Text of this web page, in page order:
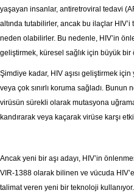
yaşayan insanlar, antiretroviral tedavi
altında tutabilirler, ancak bu ilaçlar
neden olabilirler. Bu nedenle, HIV’in
geliştirmek, küresel sağlık için büyük bir
Şimdiye kadar, HIV aşısı geliştirmek
veya çok sınırlı koruma sağladı. Bunun
virüsün sürekli olarak mutasyona
kandırarak veya kaçarak virüse karşı
Ancak yeni bir aşı adayı, HIV’in
VIR-1388 olarak bilinen ve vücuda
talimat veren yeni bir teknoloji